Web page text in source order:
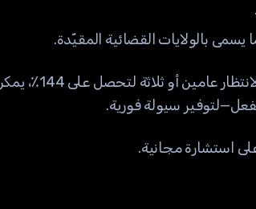
بالولايات القضائية المقيّدة.
إذا تجاوزت مطالبتك
سيولة فورية.
استشارة مجانية.